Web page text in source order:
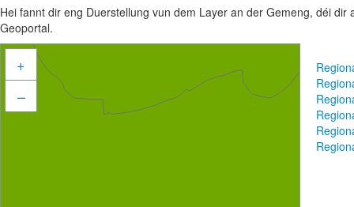
Hei fannt dir eng Duerstellung vun dem Layer an der Gemeng, déi
Geoportal.
+
–